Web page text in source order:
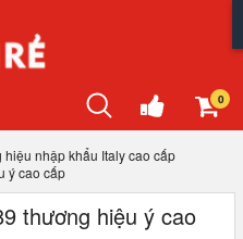
0
nhập khẩu Italy cao cấp
ý cao cấp
thương hiệu ý cao